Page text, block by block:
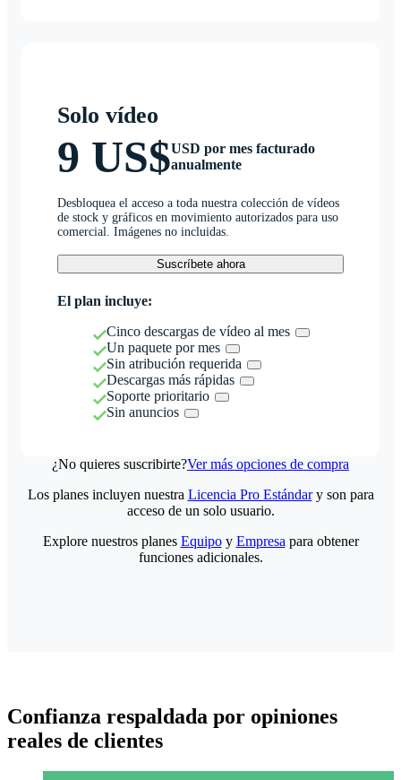
Solo vídeo
9 US$USD por mes facturado
anualmente
Desbloquea el acceso a toda nuestra colección de vídeos
de stock y gráficos en movimiento autorizados para uso
comercial. Imágenes no incluidas.
Suscríbete ahora
El plan incluye:
Cinco descargas de vídeo al mes
Un paquete por mes
Sin atribución requerida
Descargas más rápidas
Soporte prioritario
Sin anuncios
¿No quieres suscribirte?Ver más opciones de compra
Los planes incluyen nuestra Licencia Pro Estándary son para
acceso de un solo usuario.
Explore nuestros planes Equipoy Empresa para obtener
funciones adicionales.
Confianza respaldada por opiniones
reales de clientes